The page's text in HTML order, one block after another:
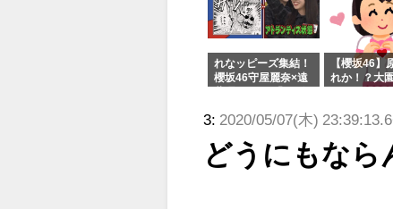
れなッピーズ集結！
櫻坂46守屋麗奈×遠
ジオ出演決定
【櫻坂46】
れか！？大
3: 2020/05/07(木)
どうにもなら